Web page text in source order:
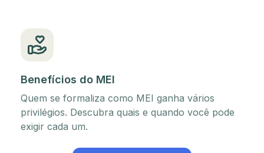
Benefícios do MEI
Quem se formaliza como MEI ganha vários
privilégios. Descubra quais e quando você pode
exigir cada um.